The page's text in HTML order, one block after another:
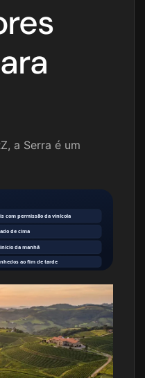
a Serra é um
com permissão da vinícola
de cima
da manhã
ao fim de tarde